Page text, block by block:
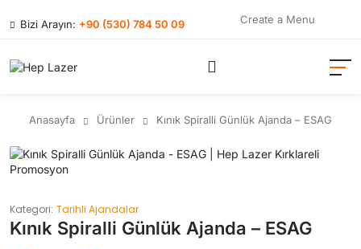
Bizi Arayın: +90 (530) 784 50 09 Create a Menu
Anasayfa Ürünler Kınık Spiralli Günlük Ajanda – ESAG
Kategori: Tarihli Ajandalar
Kınık Spiralli Günlük Ajanda – ESAG